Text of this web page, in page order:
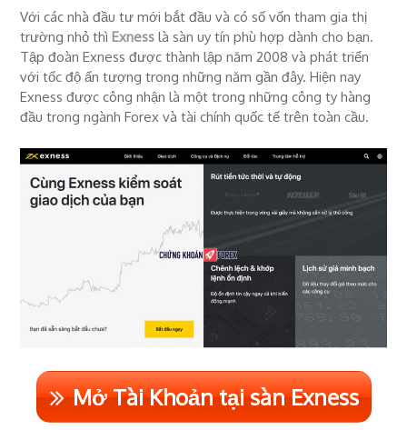
Với các nhà đầu tư mới bắt đầu và có số vốn tham gia thị
trường nhỏ thì Exness là sàn uy tín phù hợp dành cho bạn.
Tập đoàn Exness được thành lập năm 2008 và phát triển
với tốc độ ấn tượng trong những năm gần đây. Hiện nay
Exness được công nhận là một trong những công ty hàng
đầu trong ngành Forex và tài chính quốc tế trên toàn cầu.
Mở Tài Khoản tại sàn Exness